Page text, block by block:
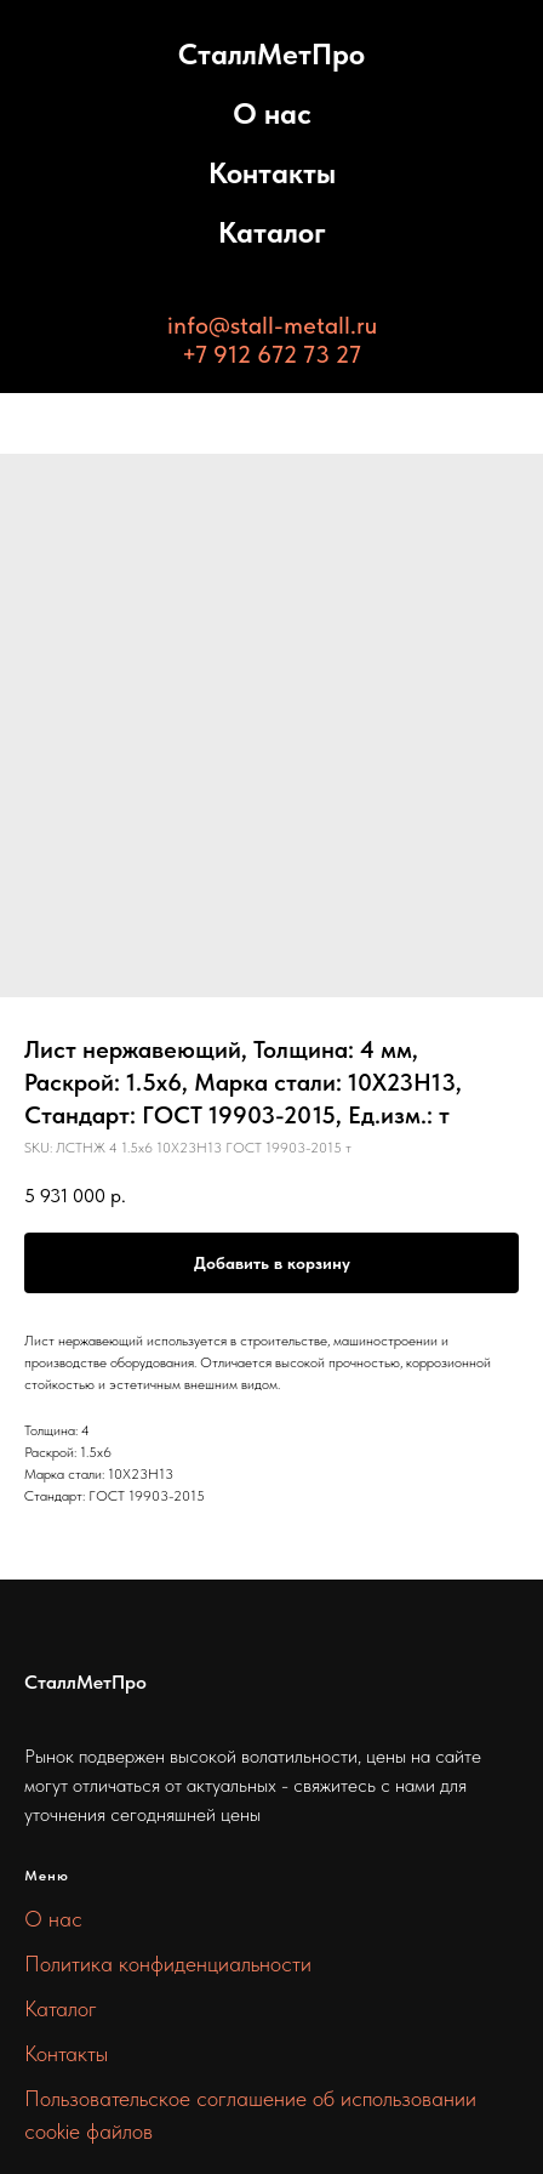
СталлМетПро
О нас
Контакты
Каталог
info@stall-metall.ru
+7 912 672 73 27
Лист нержавеющий, Толщина: 4 мм,
Раскрой: 1.5х6, Марка стали: 10Х23Н13,
Стандарт: ГОСТ 19903-2015, Ед.изм.: т
SKU: ЛСТНЖ 4 1.5х6 10Х23Н13 ГОСТ 19903-2015 т
5 931 000 р.
Добавить в корзину
Лист нержавеющий используется в строительстве, машиностроении и
производстве оборудования. Отличается высокой прочностью, коррозионной
стойкостью и эстетичным внешним видом.
Толщина: 4
Раскрой: 1.5х6
Марка стали: 10Х23Н13
Стандарт: ГОСТ 19903-2015
СталлМетПро
Рынок подвержен высокой волатильности, цены на сайте
могут отличаться от актуальных - свяжитесь с нами для
уточнения сегодняшней цены
Меню
О нас
Политика конфиденциальности
Каталог
Контакты
Пользовательское соглашение об использовании
cookie файлов